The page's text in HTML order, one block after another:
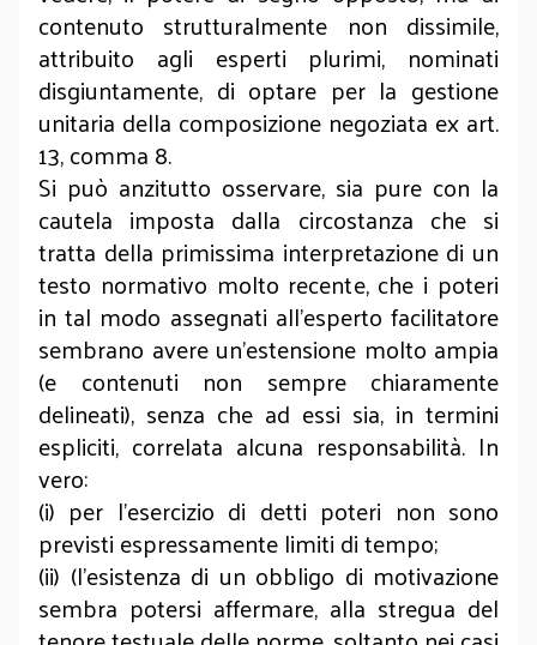
contenuto strutturalmente non dissimile,
attribuito agli esperti plurimi, nominati
disgiuntamente, di optare per la gestione
unitaria della composizione negoziata ex art.
13, comma 8.
Si può anzitutto osservare, sia pure con la
cautela imposta dalla circostanza che si
tratta della primissima interpretazione di un
testo normativo molto recente, che i poteri
in tal modo assegnati all’esperto facilitatore
sembrano avere un’estensione molto ampia
(e contenuti non sempre chiaramente
delineati), senza che ad essi sia, in termini
espliciti, correlata alcuna responsabilità. In
vero:
(i) per l’esercizio di detti poteri non sono
previsti espressamente limiti di tempo;
(ii) (l’esistenza di un obbligo di motivazione
sembra potersi affermare, alla stregua del